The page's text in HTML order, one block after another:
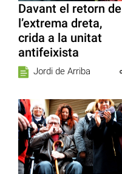
Davant el retorn de
l’extrema dreta,
crida a la unitat
antifeixista
Jordi de Arriba